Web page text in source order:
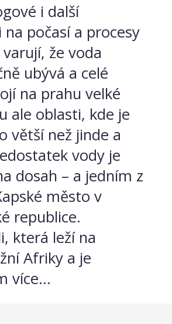
i další
počasí a procesy
že voda
ubývá a celé
na prahu velké
ale oblasti, kde je
větší než jinde a
vody je
dosah – a jedním z
město v
republice.
která leží na
Afriky a je
více...